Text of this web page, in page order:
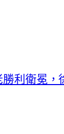
利衛冕，